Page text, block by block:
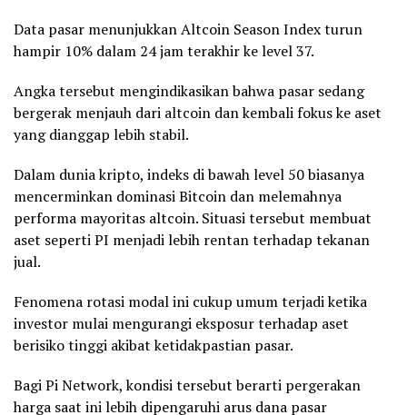
Data pasar menunjukkan Altcoin Season Index turun
hampir 10% dalam 24 jam terakhir ke level 37.
Angka tersebut mengindikasikan bahwa pasar sedang
bergerak menjauh dari altcoin dan kembali fokus ke aset
yang dianggap lebih stabil.
Dalam dunia kripto, indeks di bawah level 50 biasanya
mencerminkan dominasi Bitcoin dan melemahnya
performa mayoritas altcoin. Situasi tersebut membuat
aset seperti PI menjadi lebih rentan terhadap tekanan
jual.
Fenomena rotasi modal ini cukup umum terjadi ketika
investor mulai mengurangi eksposur terhadap aset
berisiko tinggi akibat ketidakpastian pasar.
Bagi Pi Network, kondisi tersebut berarti pergerakan
harga saat ini lebih dipengaruhi arus dana pasar